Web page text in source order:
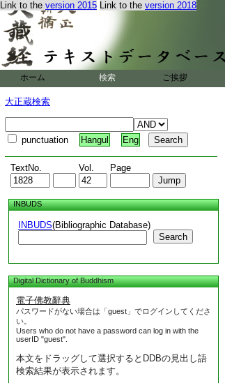
Link to the version 2015 Link to the version 2018
ホーム 検索 ご挨拶
大正蔵検索
punctuation Hangul Eng
TextNo. Vol. Page
INBUDS
INBUDS(Bibliographic Database)
Search
Digital Dictionary of Buddhism
電子佛教辭典
パスワードがない場合は「guest」でログインしてくださ
い。
Users who do not have a password can log in with the
userID "guest".
本文をドラッグして選択するとDDBの見出し語
検索結果が表示されます。